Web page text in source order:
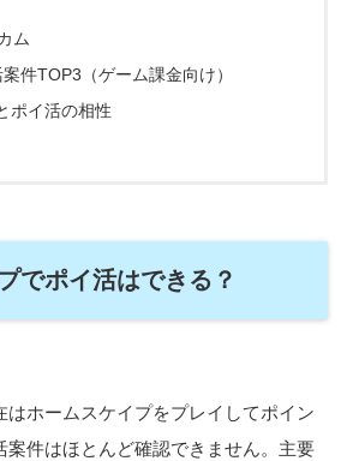
ム
件TOP3（ゲーム課金向け）
ポイ活の相性
でポイ活はできる？
はホームスケイプをプレイしてポイン
案件はほとんど確認できません。主要